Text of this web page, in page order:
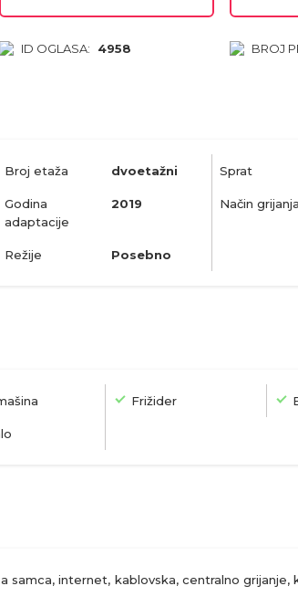
ID OGLASA: 4958 BROJ
Broj etaža dvoetažni Sprat
Godina
adaptacije
2019 Način grijanja
Režije Posebno
Frižider
samca, internet, kablovska, centralno grijanje,